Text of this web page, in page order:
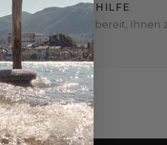
HILFE
Wir sind immer bereit, Ihnen